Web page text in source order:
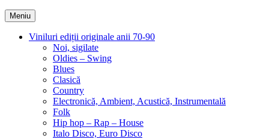
Meniu
Viniluri ediții originale anii 70-90
Noi, sigilate
Oldies – Swing
Blues
Clasică
Country
Electronică, Ambient, Acustică, Instrumentală
Folk
Hip hop – Rap – House
Italo Disco, Euro Disco